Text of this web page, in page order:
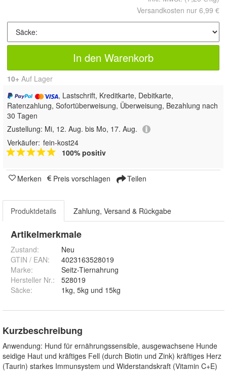
Versandkosten nur 6,99 €
In den Warenkorb
10+ Auf Lager
, Lastschrift, Kreditkarte, Debitkarte,
Ratenzahlung, Sofortüberweisung, Überweisung, Bezahlung nach
30 Tagen
Zustellung: Mi, 12. Aug. bis Mo, 17. Aug.
Verkäufer: fein-kost24
100% positiv
Merken Preis vorschlagen Teilen
Produktdetails Zahlung, Versand & Rückgabe
Artikelmerkmale
Zustand:
Neu
GTIN / EAN:
4023163528019
Marke:
Seitz-Tiernahrung
Hersteller Nr.:
528019
Säcke: 1kg, 5kg und 15kg
Kurzbeschreibung
Anwendung: Hund für ernährungssensible, ausgewachsene Hunde
seidige Haut und kräftiges Fell (durch Biotin und Zink) kräftiges Herz
(Taurin) starkes Immunsystem und Widerstandskraft (Vitamin C+E)